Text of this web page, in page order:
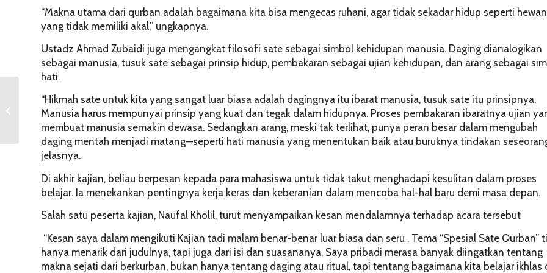
“Makna utama dari qurban adalah bagaimana kita bisa mengecas ruhani, agar tidak sekadar hidup seperti hewan
yang tidak memiliki akal,” ungkapnya.
Ustadz Ahmad Zubaidi juga mengangkat filosofi sate sebagai simbol kehidupan manusia. Daging dianalogikan
sebagai manusia, tusuk sate sebagai prinsip hidup, pembakaran sebagai ujian kehidupan, dan arang sebagai
hati.
“Hikmah sate untuk kita yang sangat luar biasa adalah dagingnya itu ibarat manusia, tusuk sate itu prinsipnya.
Manusia harus mempunyai prinsip yang kuat dan tegak dalam hidupnya. Proses pembakaran ibaratnya ujian
membuat manusia semakin dewasa. Sedangkan arang, meski tak terlihat, punya peran besar dalam mengubah
daging mentah menjadi matang—seperti hati manusia yang menentukan baik atau buruknya tindakan
jelasnya.
Di akhir kajian, beliau berpesan kepada para mahasiswa untuk tidak takut menghadapi kesulitan dalam proses
belajar. Ia menekankan pentingnya kerja keras dan keberanian dalam mencoba hal-hal baru demi masa depan.
Salah satu peserta kajian, Naufal Kholil, turut menyampaikan kesan mendalamnya terhadap acara tersebut
“Kesan saya dalam mengikuti Kajian tadi malam benar-benar luar biasa dan seru . Tema “Spesial Sate Qurban”
hanya menarik dari judulnya, tapi juga dari isi dan suasananya. Saya pribadi merasa banyak diingatkan tentang
makna sejati dari berkurban, bukan hanya tentang daging atau ritual, tapi tentang bagaimana kita belajar ikhlas
Adaptasi Ergonomi dan
K3 di Era Kerja Digital